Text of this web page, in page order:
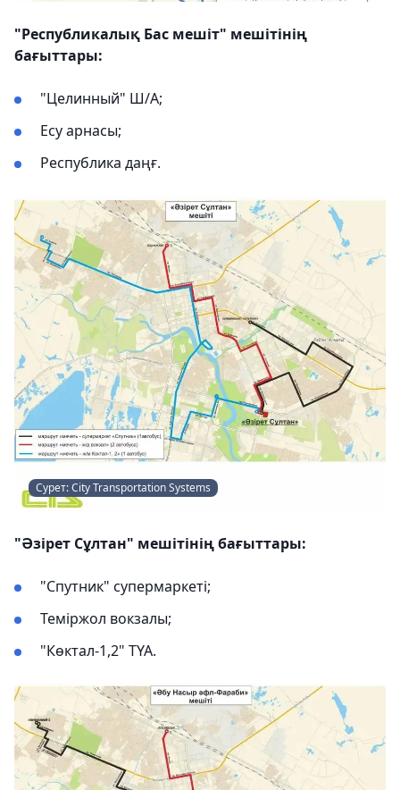
"Республикалық Бас мешіт" мешітінің
бағыттары:
"Целинный" Ш/А;
Есу арнасы;
Республика даңғ.
Сурет: City Transportation Systems
"Әзірет Сұлтан" мешітінің бағыттары:
"Спутник" супермаркеті;
Теміржол вокзалы;
"Көктал-1,2" ТҮА.